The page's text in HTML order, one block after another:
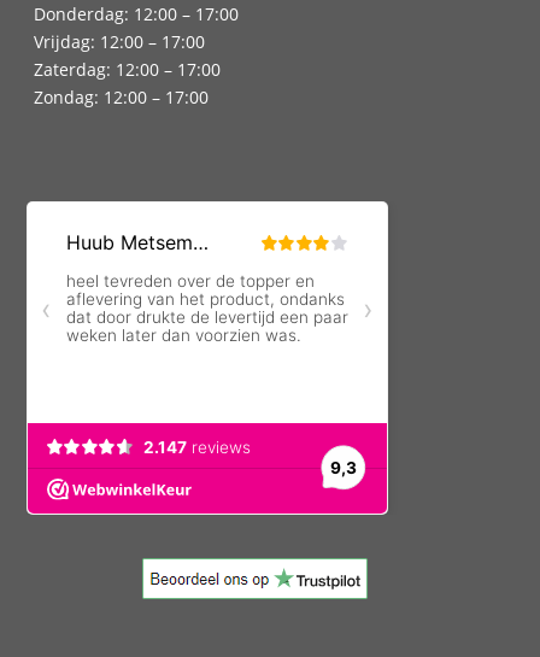
Donderdag: 12:00 – 17:00
Vrijdag: 12:00 – 17:00
Zaterdag: 12:00 – 17:00
Zondag: 12:00 – 17:00